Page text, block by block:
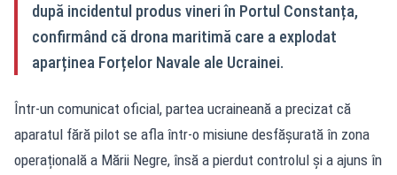
după incidentul produs vineri în Portul Constanța,
confirmând că drona maritimă care a explodat
aparținea Forțelor Navale ale Ucrainei.
Într-un comunicat oficial, partea ucraineană a precizat că
aparatul fără pilot se afla într-o misiune desfășurată în zona
operațională a Mării Negre, însă a pierdut controlul și a ajuns în